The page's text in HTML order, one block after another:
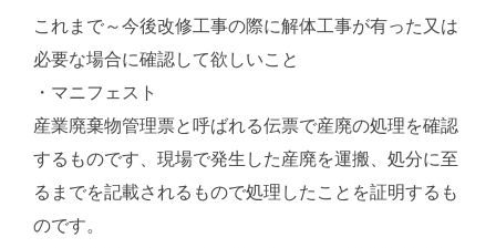
これまで～今後改修工事の際に解体工事が有った又は
必要な場合に確認して欲しいこと
・マニフェスト
産業廃棄物管理票と呼ばれる伝票で産廃の処理を確認
するものです、現場で発生した産廃を運搬、処分に至
るまでを記載されるもので処理したことを証明するも
のです。